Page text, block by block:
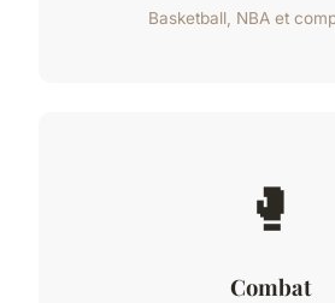
Basketball, NBA et
🥊
Combat